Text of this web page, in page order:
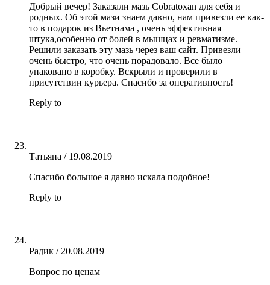
Добрый вечер! Заказали мазь Cobratoxan для себя и
родных. Об этой мази знаем давно, нам привезли ее как-
то в подарок из Вьетнама , очень эффективная
штука,особенно от болей в мышцах и ревматизме.
Решили заказать эту мазь через ваш сайт. Привезли
очень быстро, что очень порадовало. Все было
упаковано в коробку. Вскрыли и проверили в
присутствии курьера. Спасибо за оперативность!
Reply to
Татьяна / 19.08.2019
Спасибо большое я давно искала подобное!
Reply to
Радик / 20.08.2019
Вопрос по ценам